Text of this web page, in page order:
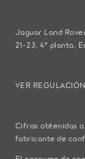
Jaguar Land
21-23, 4ª planta,
VER
Cifras obtenidas
fabricante de